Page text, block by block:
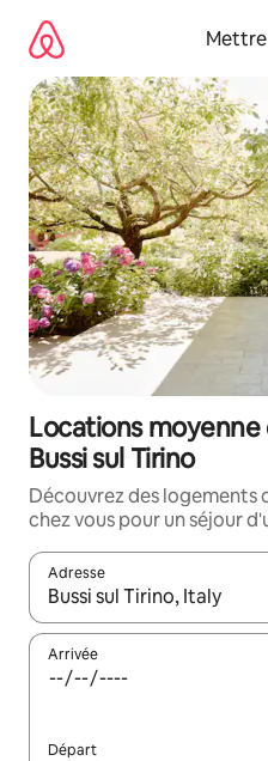
directement
contenu
Locations
Bussi sul Tirino
Découvrez des logements
chez vous pour un séjour
Adresse
Lorsque les résultats
Arrivée
Départ